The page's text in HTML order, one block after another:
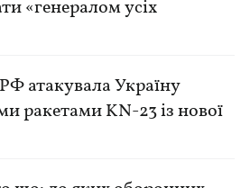
«генералом усіх
атакувала Україну
ракетами KN-23 із нової